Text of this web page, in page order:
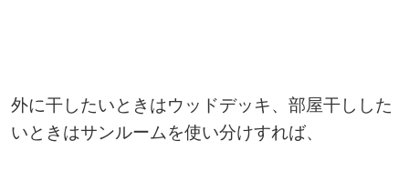
外に干したいときはウッドデッキ、部屋干しした
いときはサンルームを使い分けすれば、